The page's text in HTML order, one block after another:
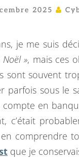
2025
je me suis
», mais ces
sont souvent
parfois sous le
en
c’était
comprendre
que je